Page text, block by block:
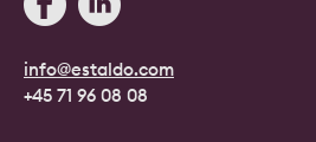
info@estaldo.com
+45 71 96 08 08